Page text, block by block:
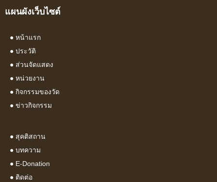
แผนผังเว็บไซต์
● หน้าแรก
● ประวัติ
● ส่วนจัดแสดง
● หน่วยงาน
● กิจกรรมของวัด
● ข่าวกิจกรรม
● สุคติสถาน
● บทความ
● E-Donation
● ติดต่อ